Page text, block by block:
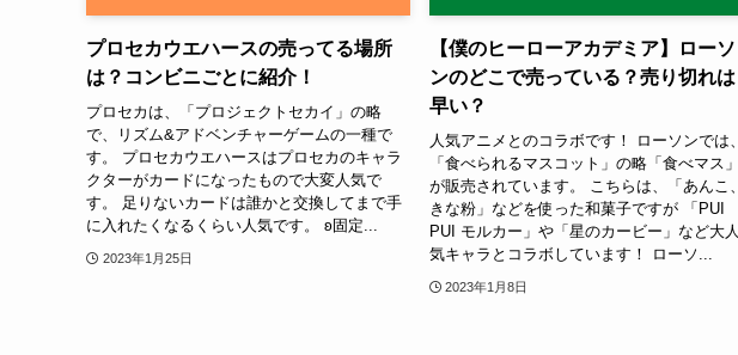
プロセカウエハースの売ってる場所
は？コンビニごとに紹介！
プロセカは、「プロジェクトセカイ」の略
で、リズム&アドベンチャーゲームの一種で
す。 プロセカウエハースはプロセカのキャラ
クターがカードになったもので大変人気で
す。 足りないカードは誰かと交換してまで手
に入れたくなるくらい人気です。 ʚ固定...
2023年1月25日
【僕のヒーローアカデミア】ローソ
ンのどこで売っている？売り切れは
早い？
人気アニメとのコラボです！ ローソンでは、
「食べられるマスコット」の略「食べマス」
が販売されています。 こちらは、「あんこ、
きな粉」などを使った和菓子ですが 「PUI
PUI モルカー」や「星のカービー」など大人
気キャラとコラボしています！ ローソ...
2023年1月8日